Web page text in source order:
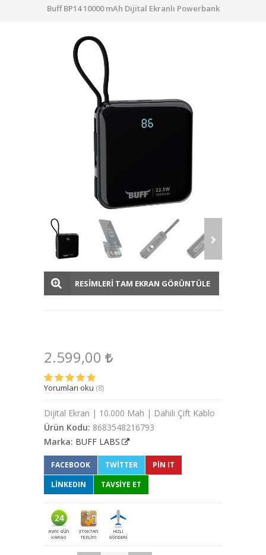
Buff BP14 10000 mAh Dijital Ekranlı Powerbank
RESİMLERİ TAM EKRAN GÖRÜNTÜLE
2.599,00
Yorumları oku (8)
Dijital Ekran | 10.000 Mah | Dahili Çift Kablo
Ürün Kodu: 8683548216793
Marka: BUFF LABS
FACEBOOK TWITTER
PIN IT
LINKEDIN
TAVSİYE ET